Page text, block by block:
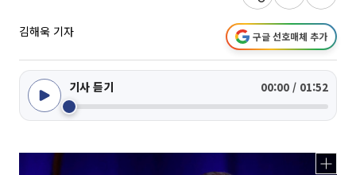
김해욱 기자 구글 선호매체 추가
기사 듣기 00:00 / 01:52